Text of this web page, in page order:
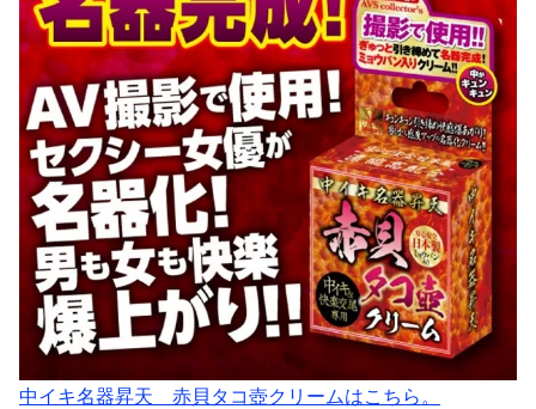
中イキ名器昇天 赤貝タコ壺クリームはこちら。